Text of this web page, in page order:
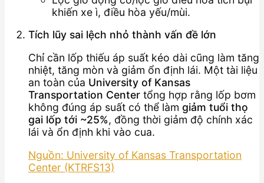
khiến xe ì, điều hòa yếu/mùi.
Tích lũy sai lệch nhỏ thành vấn đề lớn
Chỉ cần lốp thiếu áp suất kéo dài cũng làm tăng
nhiệt, tăng mòn và giảm ổn định lái. Một tài liệu
an toàn của University of Kansas
Transportation Center tổng hợp rằng lốp bơm
không đúng áp suất có thể làm giảm tuổi thọ
gai lốp tới ~25%, đồng thời giảm độ chính xác
lái và ổn định khi vào cua.
Nguồn: University of Kansas Transportation
Center (KTRFS13)